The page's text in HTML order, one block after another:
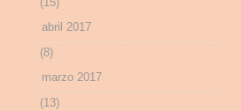
abril 2017
(8)
marzo 2017
(13)